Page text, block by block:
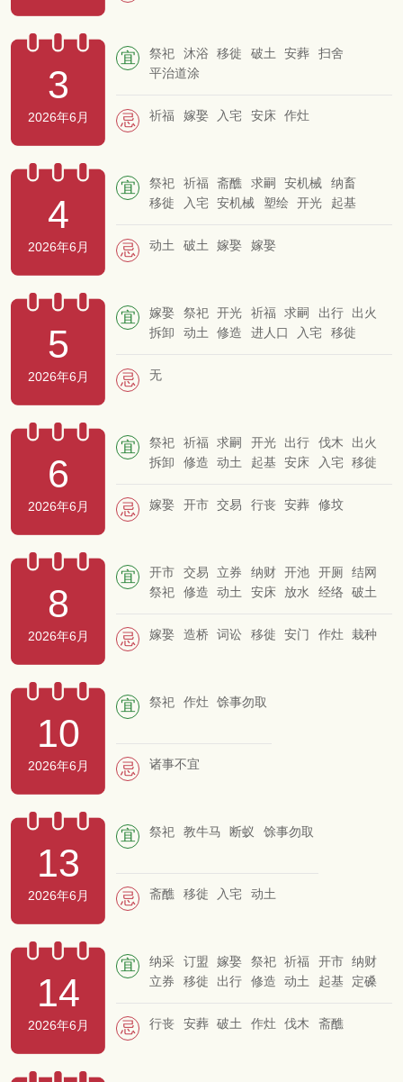
3
2026年6月
宜 祭祀 沐浴 移徙 破土 安葬
扫舍
平治道涂
忌 祈福 嫁娶 入宅 安床 作灶
4
2026年6月
宜 祭祀 祈福 斋醮 求嗣 安机械
纳畜
移徙
入宅 安机械 塑绘 开光
起基
启钻
安葬
忌 动土 破土 嫁娶 嫁娶
5
2026年6月
宜 嫁娶 祭祀 开光 祈福 求嗣 出行
出火
拆卸
动土 修造 进人口 入宅
移徙
破土
忌 无
6
2026年6月
宜 祭祀 祈福 求嗣 开光 出行 伐木
出火
拆卸
修造 动土 起基 安床 入宅 移徙
忌 嫁娶 开市 交易 行丧 安葬 修坟
8
2026年6月
宜 开市 交易 立券 纳财 开池 开厕
结网
祭祀
修造 动土 安床 放水 经络 破土
忌 嫁娶 造桥 词讼 移徙 安门 作灶 栽种
10
2026年6月
宜 祭祀 作灶 馀事勿取
忌 诸事不宜
13
2026年6月
宜 祭祀 教牛马 断蚁 馀事勿取
忌 斋醮 移徙 入宅 动土
14
2026年6月
宜 纳采 订盟 嫁娶 祭祀 祈福 开市 纳财
立券
移徙 出行 修造 动土 起基
定磉
开池
掘井 造畜稠 栽种
忌 行丧 安葬 破土 作灶 伐木 斋醮